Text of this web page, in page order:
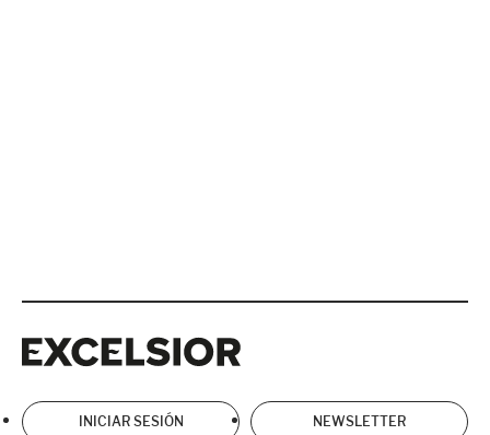
INICIAR SESIÓN NEWSLETTER